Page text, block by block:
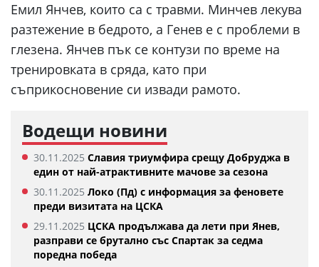
Емил Янчев, които са с травми. Минчев лекува
разтежение в бедрото, а Генев е с проблеми в
глезена. Янчев пък се контузи по време на
тренировката в сряда, като при
съприкосновение си извади рамото.
Водещи новини
30.11.2025 Славия триумфира срещу Добруджа в
един от най-атрактивните мачове за сезона
30.11.2025 Локо (Пд) с информация за феновете
преди визитата на ЦСКА
29.11.2025 ЦСКА продължава да лети при Янев,
разправи се брутално със Спартак за седма
поредна победа